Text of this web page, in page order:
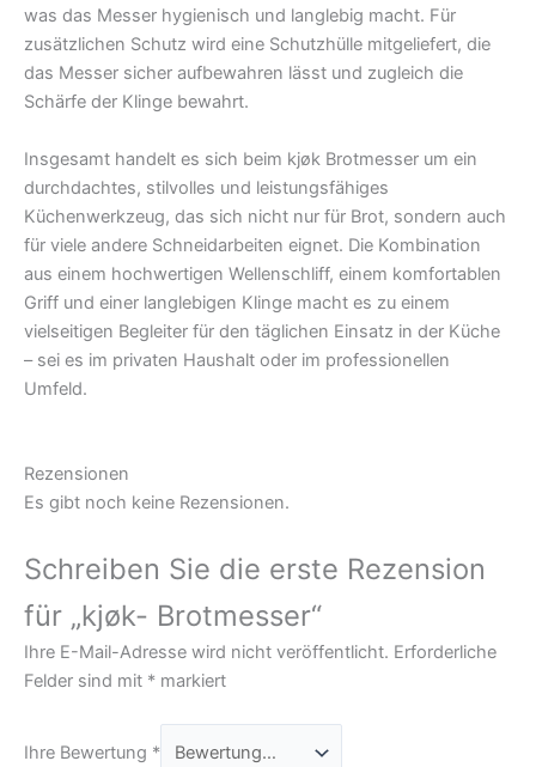
was das Messer hygienisch und langlebig macht. Für
zusätzlichen Schutz wird eine Schutzhülle mitgeliefert, die
das Messer sicher aufbewahren lässt und zugleich die
Schärfe der Klinge bewahrt.
Insgesamt handelt es sich beim kjøk Brotmesser um ein
durchdachtes, stilvolles und leistungsfähiges
Küchenwerkzeug, das sich nicht nur für Brot, sondern auch
für viele andere Schneidarbeiten eignet. Die Kombination
aus einem hochwertigen Wellenschliff, einem komfortablen
Griff und einer langlebigen Klinge macht es zu einem
vielseitigen Begleiter für den täglichen Einsatz in der Küche
– sei es im privaten Haushalt oder im professionellen
Umfeld.
Rezensionen
Es gibt noch keine Rezensionen.
Schreiben Sie die erste Rezension
für „kjøk- Brotmesser“
Ihre E-Mail-Adresse wird nicht veröffentlicht. Erforderliche
Felder sind mit * markiert
Ihre Bewertung *